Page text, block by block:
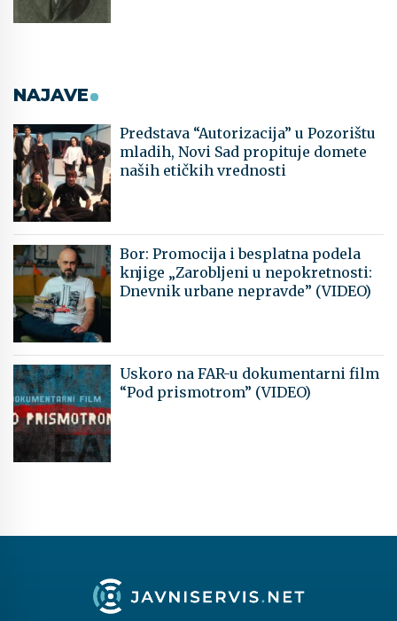
NAJAVE
Predstava “Autorizacija” u Pozorištu
mladih, Novi Sad propituje domete
naših etičkih vrednosti
Bor: Promocija i besplatna podela
knjige „Zarobljeni u nepokretnosti:
Dnevnik urbane nepravde” (VIDEO)
Uskoro na FAR-u dokumentarni film
“Pod prismotrom” (VIDEO)